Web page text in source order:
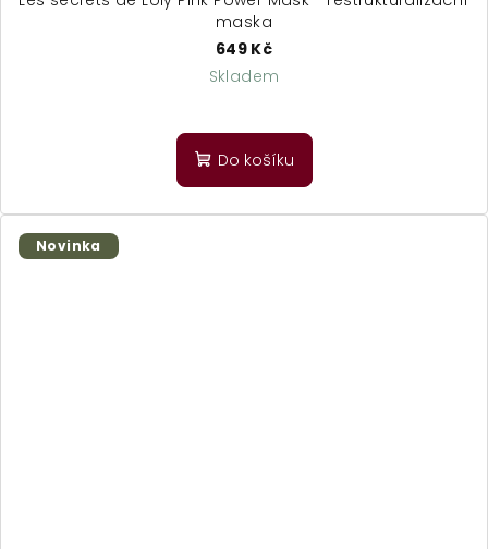
maska
649 Kč
Skladem
Do košíku
Novinka